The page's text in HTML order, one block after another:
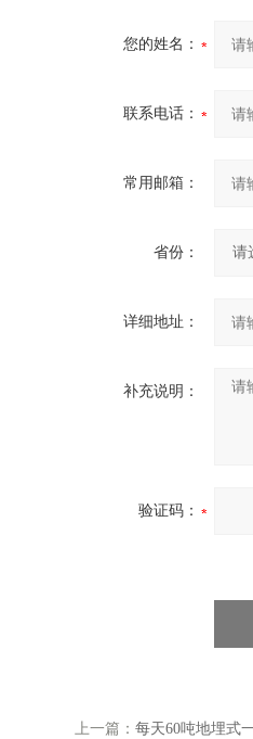
您的姓名：
联系电话：
常用邮箱：
省份：
详细地址：
补充说明：
验证码：
上一篇： 每天60吨地埋式